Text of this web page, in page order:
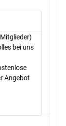
bei uns
Angebot